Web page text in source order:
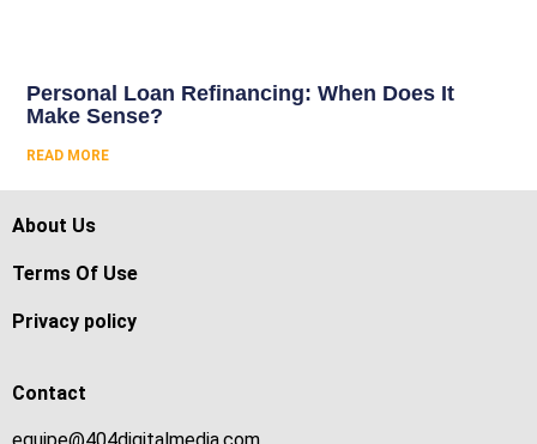
Personal Loan Refinancing: When Does It
Make Sense?
READ MORE
About Us
Terms Of Use
Privacy policy
Contact
equipe@404digitalmedia.com